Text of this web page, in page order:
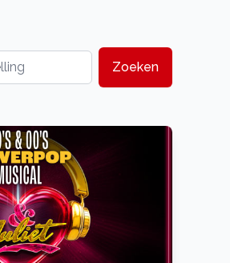
Zoeken